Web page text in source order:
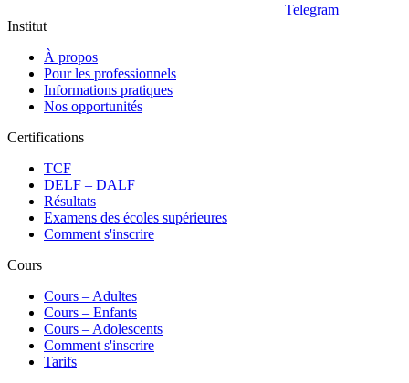
Telegram
Institut
À propos
Pour les professionnels
Informations pratiques
Nos opportunités
Certifications
TCF
DELF – DALF
Résultats
Examens des écoles supérieures
Comment s'inscrire
Cours
Сours – Adultes
Cours – Enfants
Cours – Adolescents
Comment s'inscrire
Tarifs